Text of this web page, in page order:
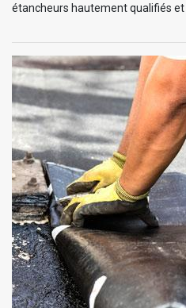
étancheurs hautement qualifiés et